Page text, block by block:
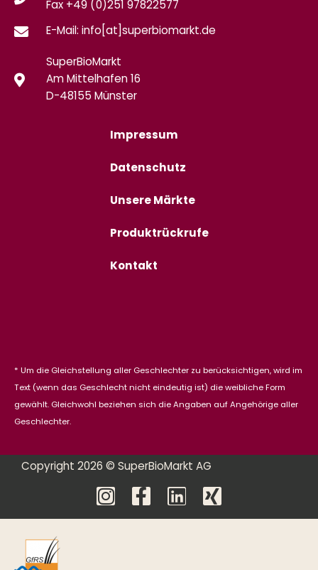
Fax +49 (0)251 97822577
E-Mail: info[at]superbiomarkt.de
SuperBioMarkt
Am Mittelhafen 16
D-48155 Münster
Impressum
Datenschutz
Unsere Märkte
Produktrückrufe
Kontakt
* Um die Gleichstellung aller Geschlechter zu berücksichtigen, wird im
Text (wenn das Geschlecht nicht eindeutig ist) die weibliche Form
gewählt. Gleichwohl beziehen sich die Angaben auf Angehörige aller
Geschlechter.
Copyright 2026 © SuperBioMarkt AG